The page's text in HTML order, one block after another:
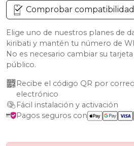
Comprobar compatibilidad
Elige uno de nuestros planes de
kiribati y mantén tu número de
No es necesario cambiar su
público.
Recibe el código QR por correo
electrónico
Fácil instalación y activación
Pagos seguros con